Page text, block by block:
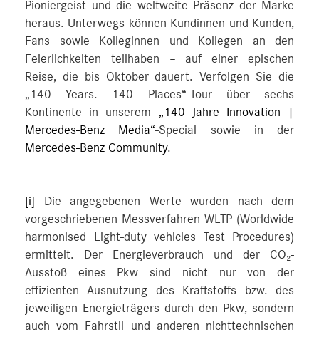
Pioniergeist und die weltweite Präsenz der Marke
heraus. Unterwegs können Kundinnen und Kunden,
Fans sowie Kolleginnen und Kollegen an den
Feierlichkeiten teilhaben – auf einer epischen
Reise, die bis Oktober dauert. Verfolgen Sie die
„140 Years. 140 Places“-Tour über sechs
Kontinente in unserem „140 Jahre Innovation |
Mercedes-Benz Media“-Special sowie in der
Mercedes-Benz Community.
[i]
Die angegebenen Werte wurden nach dem
vorgeschriebenen Messverfahren WLTP (Worldwide
harmonised Light-duty vehicles Test Procedures)
ermittelt. Der Energieverbrauch und der CO₂-
Ausstoß eines Pkw sind nicht nur von der
effizienten Ausnutzung des Kraftstoffs bzw. des
jeweiligen Energieträgers durch den Pkw, sondern
auch vom Fahrstil und anderen nichttechnischen